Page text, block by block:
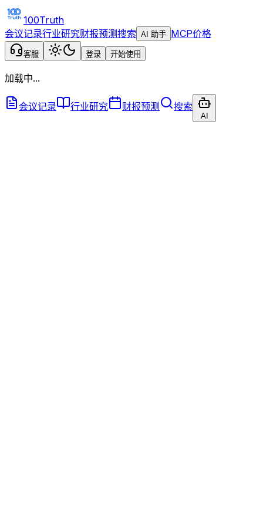
100Truth
会议记录行业研究财报预测搜索 AI 助手 MCP价格
客服 登录 开始使用
加载中...
会议记录 行业研究 财报预测 搜索
AI